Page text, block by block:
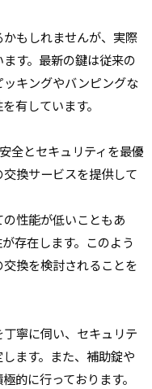
もしれませんが、実際
す。最新の鍵は従来の
キングやバンピングな
有しています。
全とセキュリティを最優
換サービスを提供して
性能が低いこともあ
存在します。このよう
換を検討されることを
寧に伺い、セキュリテ
ます。また、補助錠や
的に行っております。